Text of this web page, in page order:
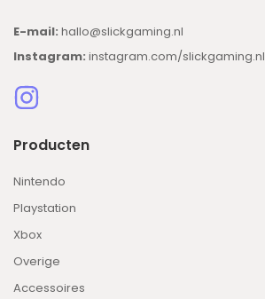
E-mail: hallo@slickgaming.nl
Instagram: instagram.com/slickgaming.nl
Producten
Nintendo
Playstation
Xbox
Overige
Accessoires